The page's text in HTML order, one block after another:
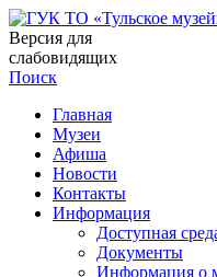
Версия для
слабовидящих
Поиск
Главная
Музеи
Афиша
Новости
Контакты
Информация
Доступная
Документы
Информация о